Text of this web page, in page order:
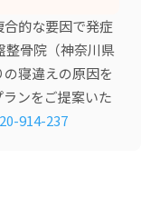
的な要因で発症
整骨院（神奈川県
寝違えの原因を
ンをご提案いた
914-237